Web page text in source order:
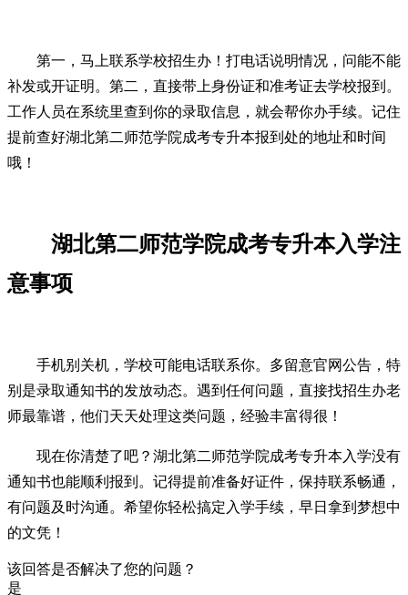
第一，马上联系学校招生办！打电话说明情况，问能不能
补发或开证明。第二，直接带上身份证和准考证去学校报到。
工作人员在系统里查到你的录取信息，就会帮你办手续。记住
提前查好湖北第二师范学院成考专升本报到处的地址和时间
哦！
湖北第二师范学院成考专升本入学注
意事项
手机别关机，学校可能电话联系你。多留意官网公告，特
别是录取通知书的发放动态。遇到任何问题，直接找招生办老
师最靠谱，他们天天处理这类问题，经验丰富得很！
现在你清楚了吧？湖北第二师范学院成考专升本入学没有
通知书也能顺利报到。记得提前准备好证件，保持联系畅通，
有问题及时沟通。希望你轻松搞定入学手续，早日拿到梦想中
的文凭！
该回答是否解决了您的问题？
是